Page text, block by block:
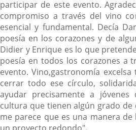
participar de este evento.
compromiso a través del vino
esencial y fundamental. Decía
poesía en los corazones y de
Didier y Enrique es lo que
poesía en todos los corazones a
evento. Vino,gastronomía
cerrar todo ese círculo,
ayudar precisamente a jóvenes
cultura que tienen algún grado de
me parece que es una manera